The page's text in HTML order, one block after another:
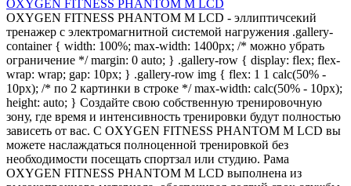
OXYGEN FITNESS PHANTOM M LCD
OXYGEN FITNESS PHANTOM M LCD - эллиптичсекий
тренажер с электромагнитной системой нагружения .gallery-
container { width: 100%; max-width: 1400px; /* можно убрать
ограничение */ margin: 0 auto; } .gallery-row { display: flex; flex-
wrap: wrap; gap: 10px; } .gallery-row img { flex: 1 1 calc(50% -
10px); /* по 2 картинки в строке */ max-width: calc(50% - 10px);
height: auto; } Создайте свою собственную тренировочную
зону, где время и интенсивность тренировки будут полностью
зависеть от вас. С OXYGEN FITNESS PHANTOM M LCD вы
можете наслаждаться полноценной тренировкой без
необходимости посещать спортзал или студию. Рама
OXYGEN FITNESS PHANTOM M LCD выполнена из